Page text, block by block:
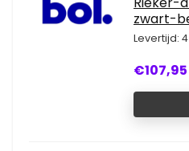
zwart-
Levertijd:
€107,95